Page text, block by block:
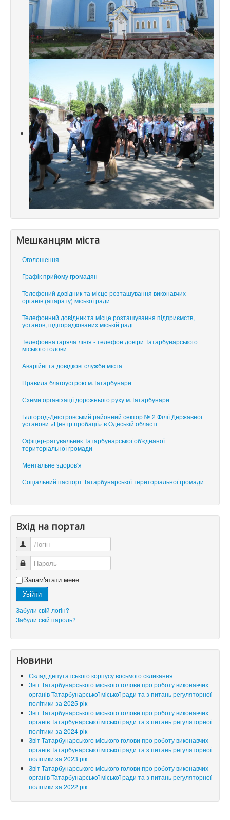
Мешканцям міста
Оголошення
Графік прийому громадян
Телефоний довідник та місце розташування виконавчих
органів (апарату) міської ради
Телефонний довідник та місце розташування підприємств,
установ, підпорядкованих міській раді
Телефонна гаряча лінія - телефон довіри Татарбунарського
міського голови
Аварійні та довідкові служби міста
Правила благоустрою м.Татарбунари
Схеми організації дорожнього руху м.Татарбунари
Білгород-Дністровський районний сектор № 2 Філії Державної
установи «Центр пробації» в Одеській області
Офіцер-рятувальник Татарбунарської об'єднаної
територіальної громади
Ментальне здоров'я
Соціальний паспорт Татарбунарської територіальної громади
Вхід на портал
Логін
Пароль
Запам'ятати мене
Увійти
Забули свій логін?
Забули свій пароль?
Новини
Склад депутатського корпусу восьмого скликання
Звіт Татарбунарського міського голови про роботу виконавчих
органів Татарбунарської міської ради та з питань регуляторної
політики за 2025 рік
Звіт Татарбунарського міського голови про роботу виконавчих
органів Татарбунарської міської ради та з питань регуляторної
політики за 2024 рік
Звіт Татарбунарського міського голови про роботу виконавчих
органів Татарбунарської міської ради та з питань регуляторної
політики за 2023 рік
Звіт Татарбунарського міського голови про роботу виконавчих
органів Татарбунарської міської ради та з питань регуляторної
політики за 2022 рік